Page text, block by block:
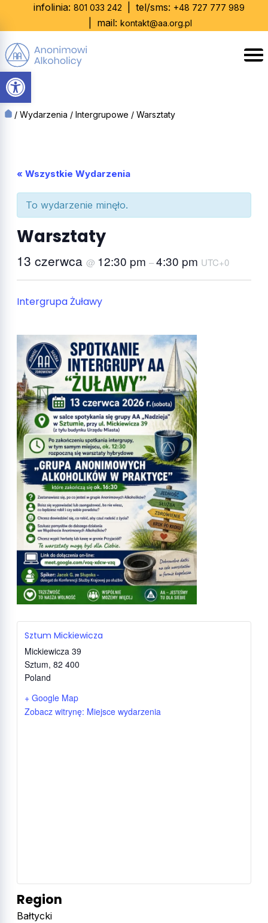
Otwórz pasek narzędzi
infolinia: 801 033 242 tel/sms: +48 727 777 989
mail: kontakt@aa.org.pl
/ Wydarzenia / Intergrupowe / Warsztaty
« Wszystkie Wydarzenia
To wydarzenie minęło.
Warsztaty
13 czerwca @ 12:30 pm –4:30 pm UTC+0
Intergrupa Żuławy
Sztum Mickiewicza
Mickiewicza 39
Sztum, 82 400
Poland
+ Google Map
Zobacz witrynę: Miejsce wydarzenia
Region
Bałtycki